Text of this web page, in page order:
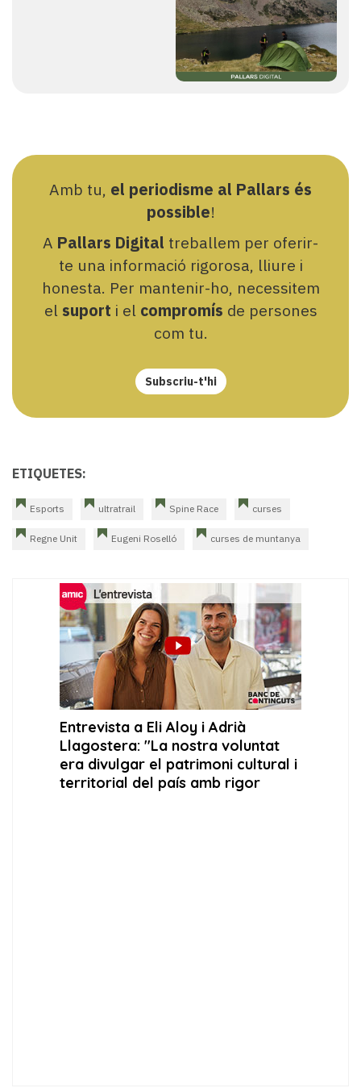
Amb tu, el periodisme al Pallars és
possible!
A Pallars Digital treballem per oferir-
te una informació rigorosa, lliure i
honesta. Per mantenir-ho, necessitem
el suport i el compromís de persones
com tu.
Subscriu-t'hi
ETIQUETES:
Esports ultratrail Spine Race curses
Regne Unit Eugeni Roselló curses de muntanya